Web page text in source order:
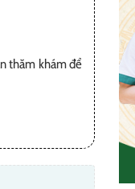
thăm khám để